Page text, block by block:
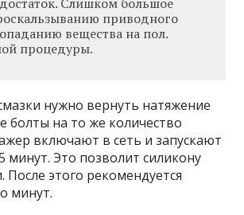
приводного
вещества на пол.
процедуры.
нужно вернуть натяжение
болты на то же количество
включают в сеть и запускают
минут. Это позволит силикону
этого рекомендуется
минут.